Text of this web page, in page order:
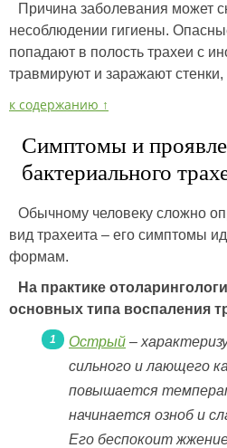
Причина заболевания может
несоблюдении гигиены.
попадают в полость трахеи с
травмируют и заражают стенки,
к содержанию ↑
Симптомы и
бактериального
Обычному человеку сложно
вид трахеита – его симптомы
формам.
На практике
основных типа воспаления
Острый –
сильного и лающего
повышается
начинается озноб и
Его беспокоит